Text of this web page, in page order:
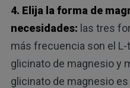
4. Elija la forma de
necesidades: las tres
más frecuencia son el
glicinato de magnesio y
glicinato de magnesio